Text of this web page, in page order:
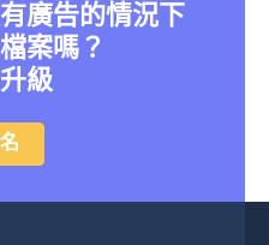
廣告的情況下
案嗎？
級